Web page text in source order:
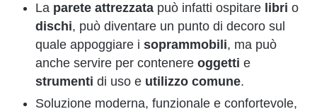
La parete attrezzata può infatti ospitare libri o
dischi, può diventare un punto di decoro sul
quale appoggiare i soprammobili, ma può
anche servire per contenere oggetti e
strumenti di uso e utilizzo comune.
Soluzione moderna, funzionale e confortevole,